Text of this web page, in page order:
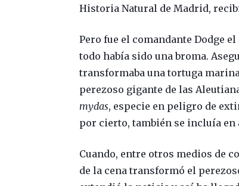
Historia Natural de Madrid,
Pero fue el comandante Dodge
todo había sido una broma.
transformaba una tortuga
perezoso gigante de las
mydas, especie en peligro de
por cierto, también se incluía en
Cuando, entre otros medios de
de la cena transformó el